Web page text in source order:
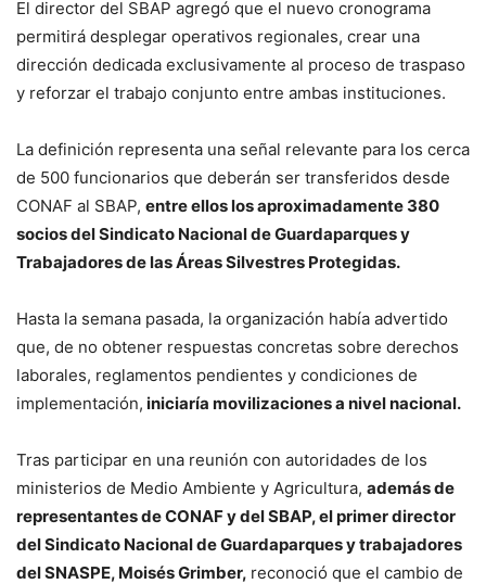
El director del SBAP agregó que el nuevo cronograma
permitirá desplegar operativos regionales, crear una
dirección dedicada exclusivamente al proceso de traspaso
y reforzar el trabajo conjunto entre ambas instituciones.
La definición representa una señal relevante para los cerca
de 500 funcionarios que deberán ser transferidos desde
CONAF al SBAP, entre ellos los aproximadamente 380
socios del Sindicato Nacional de Guardaparques y
Trabajadores de las Áreas Silvestres Protegidas.
Hasta la semana pasada, la organización había advertido
que, de no obtener respuestas concretas sobre derechos
laborales, reglamentos pendientes y condiciones de
implementación, iniciaría movilizaciones a nivel nacional.
Tras participar en una reunión con autoridades de los
ministerios de Medio Ambiente y Agricultura, además de
representantes de CONAF y del SBAP, el primer director
del Sindicato Nacional de Guardaparques y trabajadores
del SNASPE, Moisés Grimber, reconoció que el cambio de